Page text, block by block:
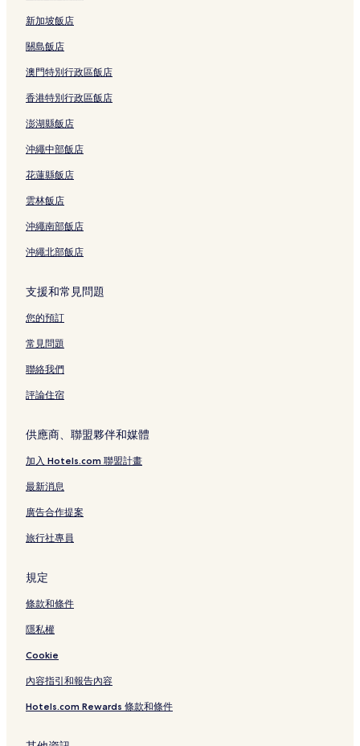
丁吉拉高地飯店
馬蒙岬飯店
莫納維爾海灘附近的方便購物的飯店
切拉曼斯海灘附近的精品飯店
美特蘭的奢華飯店
昆斯克利夫海灘附近的提供免費早餐的飯店
哈博德海灘附近的Spa 飯店
曼理科爾索附近的親子飯店
新加坡飯店
關島飯店
澳門特別行政區飯店
香港特別行政區飯店
澎湖縣飯店
沖繩中部飯店
花蓮縣飯店
雲林飯店
沖繩南部飯店
沖繩北部飯店
支援和常見問題
您的預訂
常見問題
聯絡我們
評論住宿
供應商、聯盟夥伴和媒體
加入 Hotels.com 聯盟計畫
最新消息
廣告合作提案
旅行社專員
規定
條款和條件
隱私權
Cookie
內容指引和報告內容
Hotels.com Rewards 條款和條件